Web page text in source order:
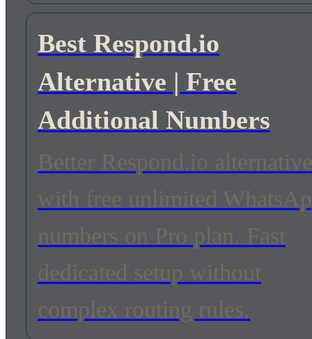
Best Respond.io
Alternative | Free
Additional Numbers
Better Respond.io alternative
with free unlimited
numbers on Pro plan. Fast
dedicated setup without
complex routing rules.